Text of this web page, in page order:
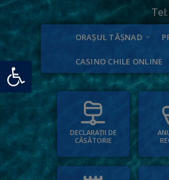
Deschide bara de unelte
Tel:
ORAȘUL TĂȘNAD
CASINO CHILE ONLINE
DECLARAȚII DE
CĂSĂTORIE